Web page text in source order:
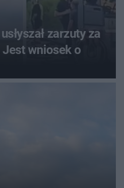
zarzuty za
wniosek o